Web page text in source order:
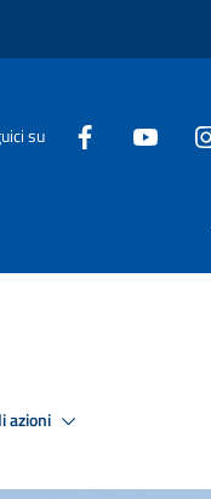
su
azioni